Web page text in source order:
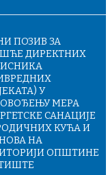
ПОЗИВ ЗА
ДИРЕКТНИХ
У
МЕРА
САНАЦИЈЕ
КУЋА И
НА
ОПШТИНЕ